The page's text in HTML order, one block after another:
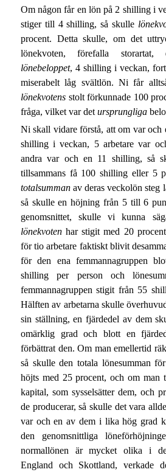
Om någon får en lön på 2 shilling i
stiger till 4 shilling, så skulle
procent. Detta skulle, om det
lönekvoten, förefalla
lönebeloppet, 4 shilling i veckan,
miserabelt låg svältlön. Ni får
lönekvotensstolt förkunnade 100
fråga, vilket var det ursprungliga
Ni skall vidare förstå, att om var och
shilling i veckan, 5 arbetare var
andra var och en 11 shilling, så
tillsammans få 100 shilling eller 5
totalsummanav deras veckolön steg
så skulle en höjning från 5 till 6
genomsnittet, skulle vi kunna
lönekvotenhar stigit med 20
för tio arbetare faktiskt blivit
för den ena femmannagruppen
shilling per person och
femmannagruppen stigit från 55
Hälften av arbetarna skulle
sin ställning, en fjärdedel av dem
omärklig grad och blott en
förbättrat den. Om man emellertid
så skulle den totala lönesumman
höjts med 25 procent, och om man
kapital, som sysselsätter dem, och
de producerar, så skulle det vara
var och en av dem i lika hög grad
den genomsnittliga
normallönen är mycket olika i
England och Skottland, verkade